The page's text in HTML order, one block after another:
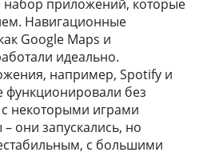
приложений, которые
Навигационные
Google Maps и
идеально.
например, Spotify и
функционировали без
некоторыми играми
они запускались, но
с большими